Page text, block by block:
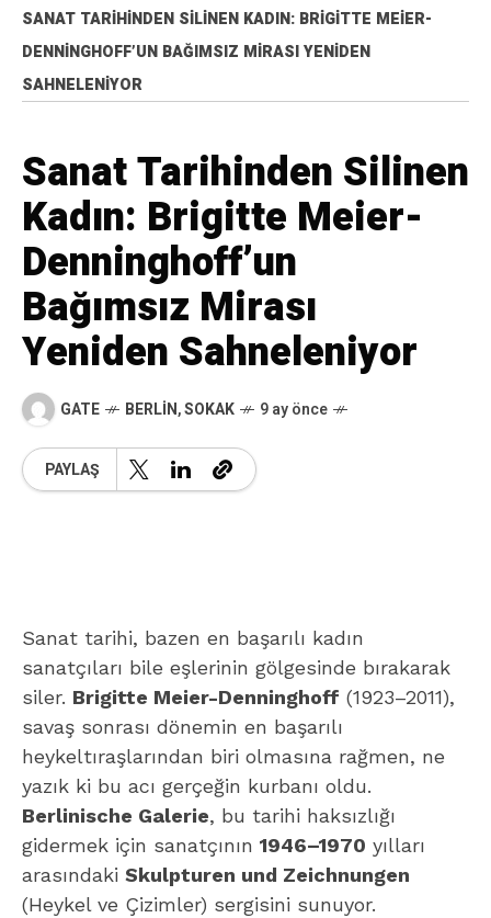
SANAT TARIHINDEN SILINEN KADIN: BRIGITTE MEIER-
DENNINGHOFF’UN BAĞIMSIZ MIRASI YENIDEN
SAHNELENIYOR
Sanat Tarihinden Silinen
Kadın: Brigitte Meier-
Denninghoff’un
Bağımsız Mirası
Yeniden Sahneleniyor
GATE BERLIN,SOKAK 9 ay önce
PAYLAŞ
Sanat tarihi, bazen en başarılı kadın
sanatçıları bile eşlerinin gölgesinde bırakarak
siler. Brigitte Meier-Denninghoff (1923–2011),
savaş sonrası dönemin en başarılı
heykeltıraşlarından biri olmasına rağmen, ne
yazık ki bu acı gerçeğin kurbanı oldu.
Berlinische Galerie, bu tarihi haksızlığı
gidermek için sanatçının 1946–1970 yılları
arasındaki Skulpturen und Zeichnungen
(Heykel ve Çizimler) sergisini sunuyor.